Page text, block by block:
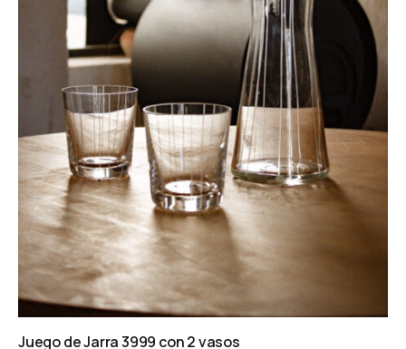
Juego de Jarra 3999 con 2 vasos